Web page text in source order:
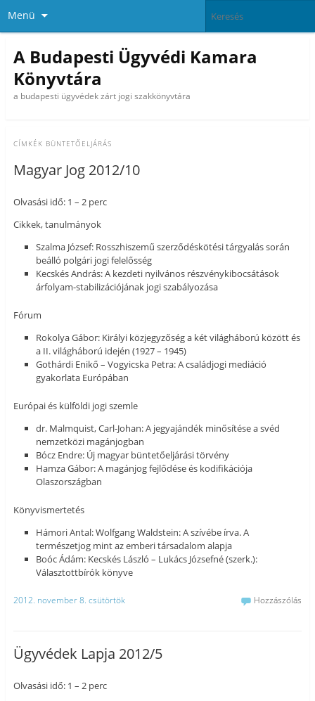
Menü
A Budapesti Ügyvédi Kamara
Könyvtára
a budapesti ügyvédek zárt jogi szakkönyvtára
CÍMKÉK BÜNTETŐELJÁRÁS
Magyar Jog 2012/10
Olvasási idő: 1 – 2 perc
Cikkek, tanulmányok
Szalma József: Rosszhiszemű szerződéskötési tárgyalás során
beálló polgári jogi felelősség
Kecskés András: A kezdeti nyilvános részvénykibocsátások
árfolyam-stabilizációjának jogi szabályozása
Fórum
Rokolya Gábor: Királyi közjegyzőség a két világháború között és
a II. világháború idején (1927 – 1945)
Gothárdi Enikő – Vogyicska Petra: A családjogi mediáció
gyakorlata Európában
Európai és külföldi jogi szemle
dr. Malmquist, Carl-Johan: A jegyajándék minősítése a svéd
nemzetközi magánjogban
Bócz Endre: Új magyar büntetőeljárási törvény
Hamza Gábor: A magánjog fejlődése és kodifikációja
Olaszországban
Könyvismertetés
Hámori Antal: Wolfgang Waldstein: A szívébe írva. A
természetjog mint az emberi társadalom alapja
Boóc Ádám: Kecskés László – Lukács Józsefné (szerk.):
Választottbírók könyve
2012. november 8. csütörtök Hozzászólás
Ügyvédek Lapja 2012/5
Olvasási idő: 1 – 2 perc